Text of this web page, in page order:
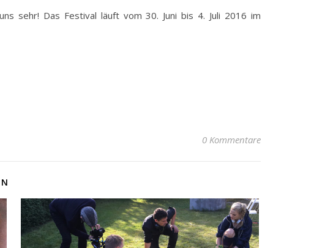
sehr! Das Festival läuft vom 30. Juni bis 4. Juli 2016 im
0 Kommentare